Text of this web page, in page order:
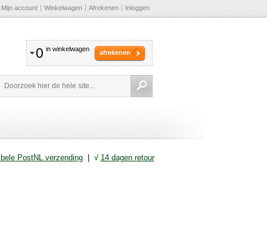
Mijn account Winkelwagen Afrekenen Inloggen
0 in winkelwagen afrekenen
PostNL verzending| √ 14 dagen retour